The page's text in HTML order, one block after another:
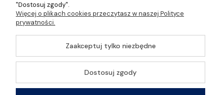
©2026 Wszelkie Prawa Zastrzeżone | Gastrosklep |
Wyposażenie gastronomii, restauracji oraz barów
Szablon Master byEcommercy
Pokaż pełną wersję strony
"Dostosuj zgody".
Więcej o plikach cookies przeczytasz w naszej Polityce
prywatności.
Zaakceptuj tylko niezbędne
Dostosuj zgody